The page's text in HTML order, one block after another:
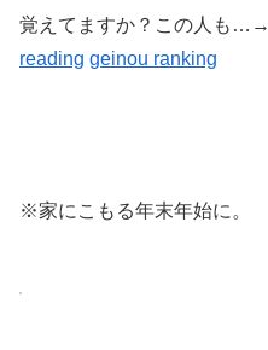
覚えてますか？この人も…→
reading geinou ranking
※家にこもる年末年始に。